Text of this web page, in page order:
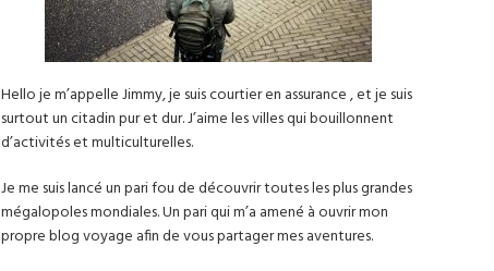
Hello je m’appelle Jimmy, je suis courtier en assurance , et je suis
surtout un citadin pur et dur. J’aime les villes qui bouillonnent
d’activités et multiculturelles.
Je me suis lancé un pari fou de découvrir toutes les plus grandes
mégalopoles mondiales. Un pari qui m’a amené à ouvrir mon
propre blog voyage afin de vous partager mes aventures.